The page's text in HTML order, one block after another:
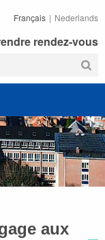
Français Nederlands
rendez-vous
aux